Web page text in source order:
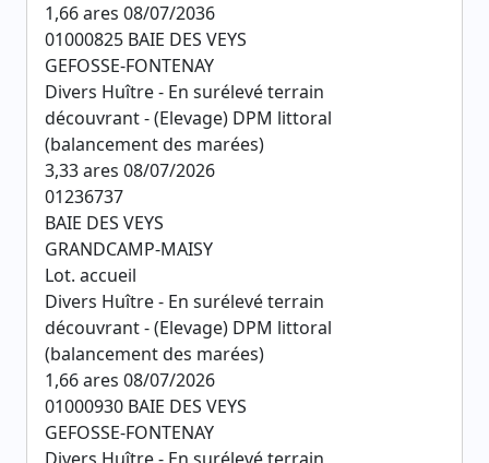
1,66 ares 08/07/2036
01000825 BAIE DES VEYS
GEFOSSE-FONTENAY
Divers Huître - En surélevé terrain
découvrant - (Elevage) DPM littoral
(balancement des marées)
3,33 ares 08/07/2026
01236737
BAIE DES VEYS
GRANDCAMP-MAISY
Lot. accueil
Divers Huître - En surélevé terrain
découvrant - (Elevage) DPM littoral
(balancement des marées)
1,66 ares 08/07/2026
01000930 BAIE DES VEYS
GEFOSSE-FONTENAY